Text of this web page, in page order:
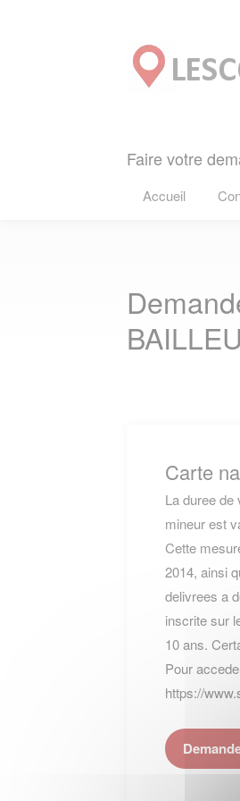
Faire votre
Accueil
Carte
La duree de
mineur est
Cette
2014, ainsi
delivrees a
inscrite sur
10 ans.
Pour
https://